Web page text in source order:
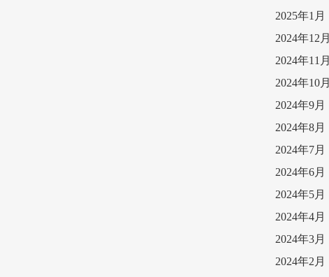
2025年1月
2024年12月
2024年11月
2024年10月
2024年9月
2024年8月
2024年7月
2024年6月
2024年5月
2024年4月
2024年3月
2024年2月